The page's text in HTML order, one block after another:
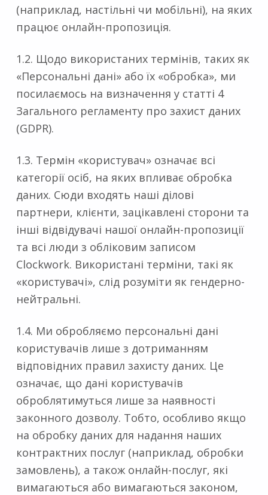
(наприклад, настільні чи мобільні), на яких
працює онлайн-пропозиція.
1.2. Щодо використаних термінів, таких як
«Персональні дані» або їх «обробка», ми
посилаємось на визначення у статті 4
Загального регламенту про захист даних
(GDPR).
1.3. Термін «користувач» означає всі
категорії осіб, на яких впливає обробка
даних. Сюди входять наші ділові
партнери, клієнти, зацікавлені сторони та
інші відвідувачі нашої онлайн-пропозиції
та всі люди з обліковим записом
Clockwork. Використані терміни, такі як
«користувачі», слід розуміти як гендерно-
нейтральні.
1.4. Ми обробляємо персональні дані
користувачів лише з дотриманням
відповідних правил захисту даних. Це
означає, що дані користувачів
оброблятимуться лише за наявності
законного дозволу. Тобто, особливо якщо
на обробку даних для надання наших
контрактних послуг (наприклад, обробки
замовлень), а також онлайн-послуг, які
вимагаються або вимагаються законом,